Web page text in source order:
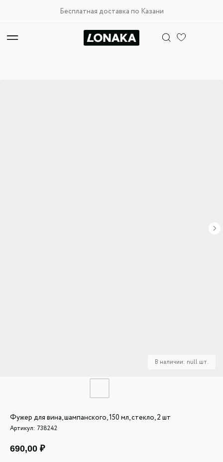
Бесплатная доставка по Казани
Фужер для вина, шампанского, 150 мл, стекло, 2 шт
Артикул: 738242
690,00 ₽